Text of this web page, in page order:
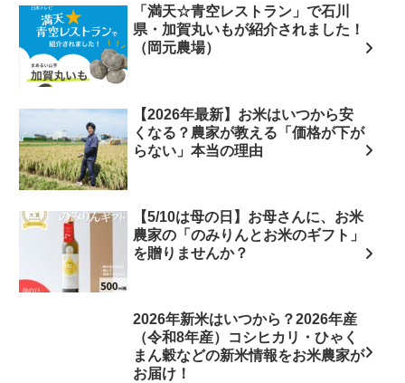
「満天☆青空レストラン」で石川
県・加賀丸いもが紹介されました！
（岡元農場）
【2026年最新】お米はいつから安
くなる？農家が教える「価格が下が
らない」本当の理由
【5/10は母の日】お母さんに、お米
農家の「のみりんとお米のギフト」
を贈りませんか？
2026年新米はいつから？2026年産
（令和8年産）コシヒカリ・ひゃく
まん穀などの新米情報をお米農家が
お届け！